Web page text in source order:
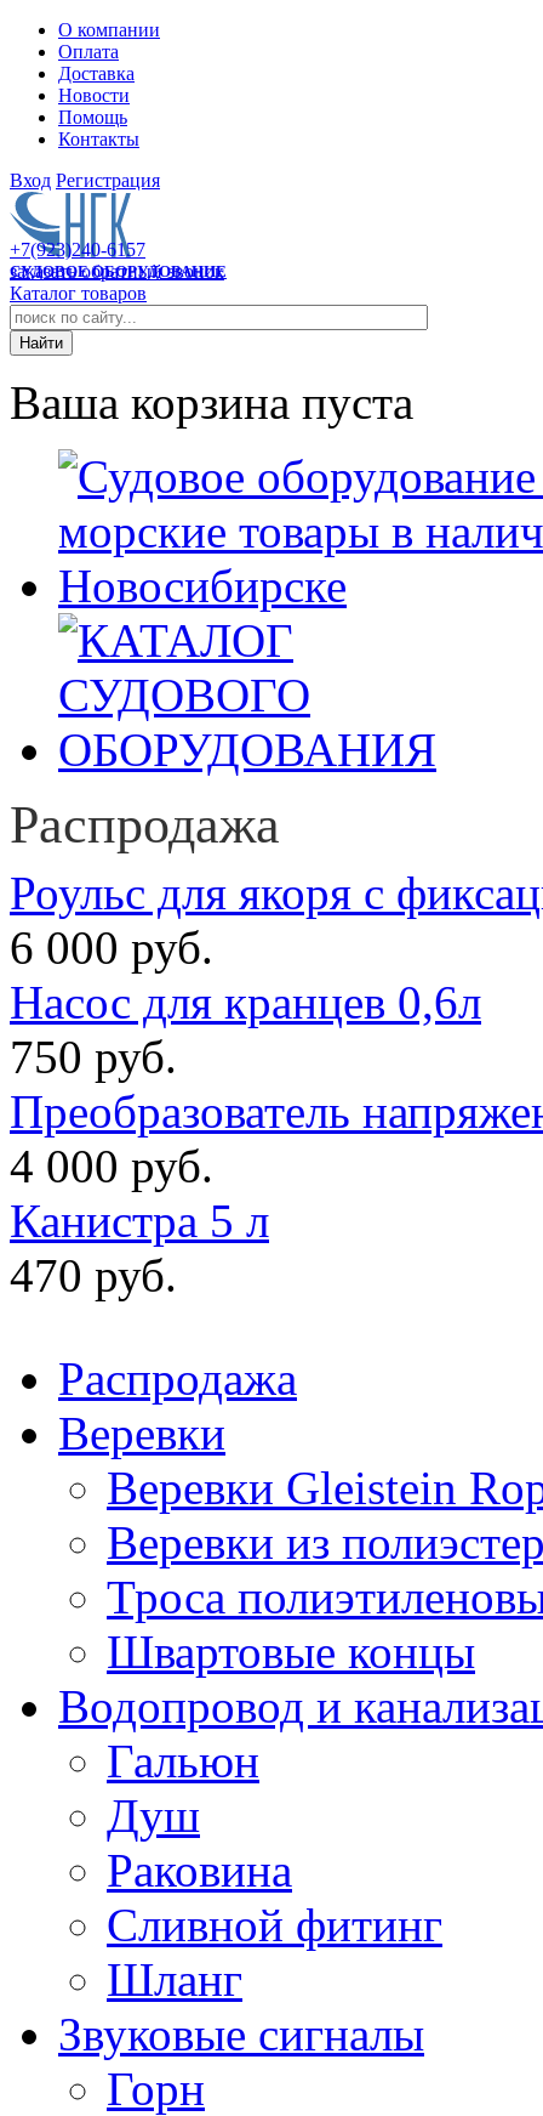
О компании
Оплата
Доставка
Новости
Помощь
Контакты
Вход Регистрация
СУДОВОЕ ОБОРУДОВАНИЕ
+7(923)240-6157
заказать обратный звонок
Каталог товаров
Ваша корзина пуста
Распродажа
Роульс для якоря с
6 000 руб.
Насос для кранцев 0,6л
750 руб.
Преобразователь
4 000 руб.
Канистра 5 л
470 руб.
Распродажа
Веревки
Веревки Gleistein
Веревки из
Троса
Швартовые концы
Водопровод и
Гальюн
Душ
Раковина
Сливной фитинг
Шланг
Звуковые сигналы
Горн